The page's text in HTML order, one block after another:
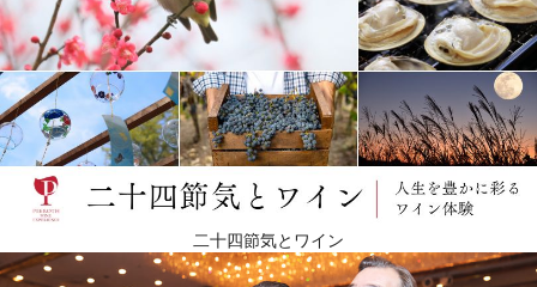
二十四節気とワイン